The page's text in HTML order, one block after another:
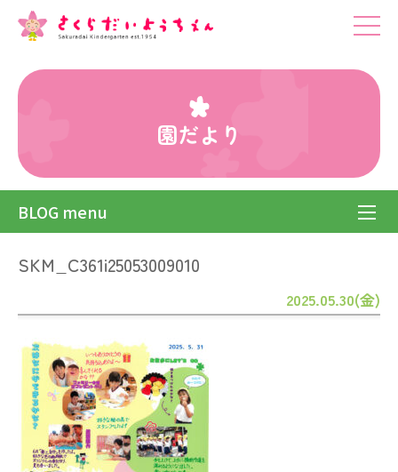
園だより
BLOG menu
SKM_C361i25053009010
2025.05.30(金)